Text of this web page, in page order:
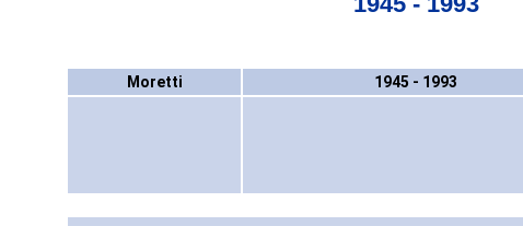
Moretti 1945 - 1993